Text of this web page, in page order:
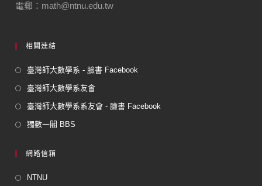
電郵：math@ntnu.edu.tw
相關連結
臺灣師大數學系 - 臉書 Facebook
臺灣師大數學系友會
臺灣師大數學系系友會 - 臉書 Facebook
獨數一閣 BBS
網路信箱
NTNU